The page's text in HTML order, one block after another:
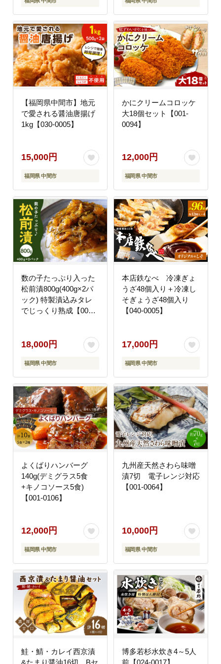
【福岡県中間市】地元
で愛される醤油唐揚げ
1kg【030-0005】
15,000円
福岡県 中間市
かにクリームコロッケ
大18個セット【001-
0094】
12,000円
福岡県 中間市
数の子たっぷり入った
松前漬800g(400g×2パ
ック) 特製漬込みタレ
でじっくり熟成【001-
18,000円
福岡県 中間市
本店鉄なべ 冷凍ぎょ
うざ48個入り＋冷凍し
そぎょうざ48個入り
【040-0005】
17,000円
福岡県 中間市
よくばりハンバーグ
140g(デミグラス5食
+キノコソース5食)
【001-0106】
12,000円
福岡県 中間市
九州産天然さわら味噌
漬7切 電子レンジ対応
【001-0064】
10,000円
福岡県 中間市
鮭・鯖・カレイ西京漬
&たまり醤油16切 Bセ
博多若杉水炊き4～5人
前【024-0017】